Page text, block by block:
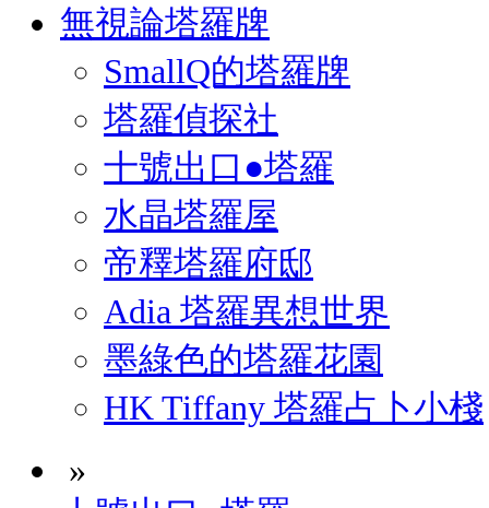
無視論塔羅牌
SmallQ的塔羅牌
塔羅偵探社
十號出口●塔羅
水晶塔羅屋
帝釋塔羅府邸
Adia 塔羅異想世界
墨綠色的塔羅花園
HK Tiffany 塔羅占卜小棧
»